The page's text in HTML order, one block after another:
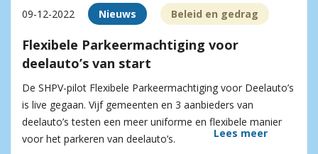
09-12-2022 Nieuws Beleid en gedrag
Flexibele Parkeermachtiging voor
deelauto’s van start
De SHPV-pilot Flexibele Parkeermachtiging voor Deelauto’s
is live gegaan. Vijf gemeenten en 3 aanbieders van
deelauto’s testen een meer uniforme en flexibele manier
voor het parkeren van deelauto’s.
Lees meer